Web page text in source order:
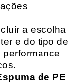
a escolha
e do tipo de
de PE